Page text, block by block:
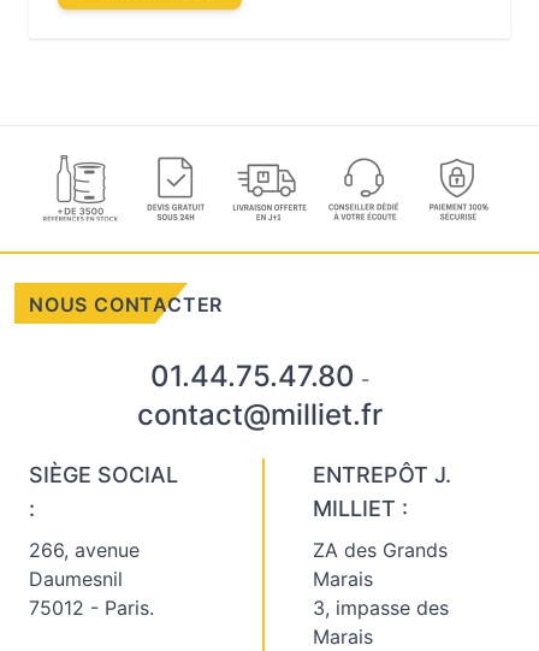
NOUS CONTACTER
01.44.75.47.80 -
contact@milliet.fr
SIÈGE SOCIAL
:
266, avenue
Daumesnil
75012 - Paris.
ENTREPÔT J.
MILLIET :
ZA des Grands
Marais
3, impasse des
Marais